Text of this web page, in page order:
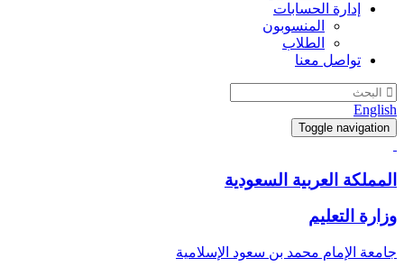
إدارة الحسابات
المنسوبون
الطلاب
تواصل معنا
English
Toggle navigation
المملكة العربية السعودية
وزارة التعليم
جامعة الإمام محمد بن سعود الإسلامية